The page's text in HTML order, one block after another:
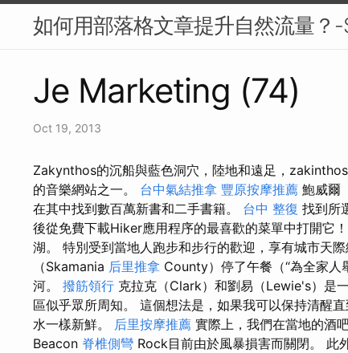
如何用部落格文章提升自然流量？-
Je Marketing (74)
Oct 19, 2013
Zakynthos的沉船與藍色洞穴，陸地和遠足，
的音樂網站之一。 台中氣結推拿 豐原按摩推薦 鮑威爾
在其中找到數百萬新書和二手書籍。 台中 整復 找到所
後從免費下載Hiker應用程序的最喜歡的菜單中打開它
湖。 特別受到當地人跑步和步行的歡迎，享有城市天
（Skamania 后里推拿 County）停了午餐（“為全家
河。 撥筋領行 克拉克（Clark）和劉易（Lewie's）是
區似乎眾所周知。 這個想法是，如果我可以保持清醒
水一樣新鮮。 后里按摩推薦 實際上，我們在當地的酒
Beacon 脊椎側彎 Rock目前由於風暴損害而關閉。 此